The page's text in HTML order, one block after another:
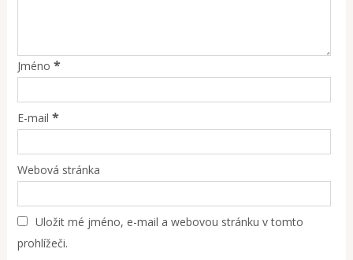
Jméno *
E-mail *
Webová stránka
Uložit mé jméno, e-mail a webovou stránku v tomto
prohlížeči.